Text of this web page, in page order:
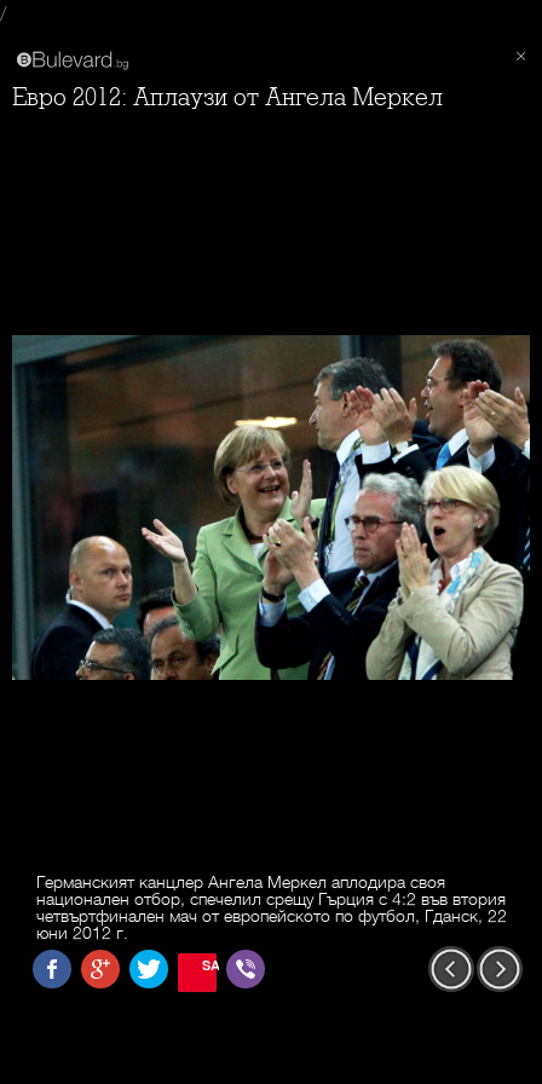
/
Евро 2012: Аплаузи от Ангела Меркел
Германският канцлер Ангела Меркел аплодира своя
национален отбор, спечелил срещу Гърция с 4:2 във втория
четвъртфинален мач от европейското по футбол, Гданск, 22
юни 2012 г.
SAVE